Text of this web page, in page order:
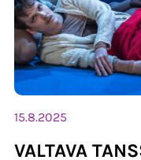
15.8.2025
VALTAVA